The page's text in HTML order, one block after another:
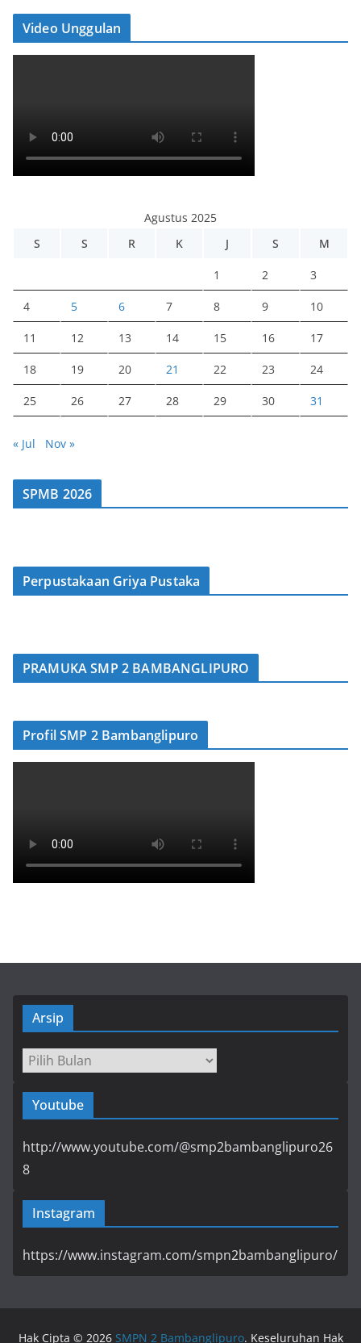
Video Unggulan
Agustus 2025
S
S R K J S M
1 2 3
4 5 6 7 8 9 10
11 12 13 14 15 16 17
18 19 20 21 22 23 24
25 26 27 28 29 30 31
« Jul Nov »
SPMB 2026
Perpustakaan Griya Pustaka
PRAMUKA SMP 2 BAMBANGLIPURO
Profil SMP 2 Bambanglipuro
Arsip
Arsip
Youtube
http://www.youtube.com/@smp2bambanglipuro26
8
Instagram
https://www.instagram.com/smpn2bambanglipuro/
Hak Cipta © 2026 SMPN 2 Bambanglipuro. Keseluruhan Hak